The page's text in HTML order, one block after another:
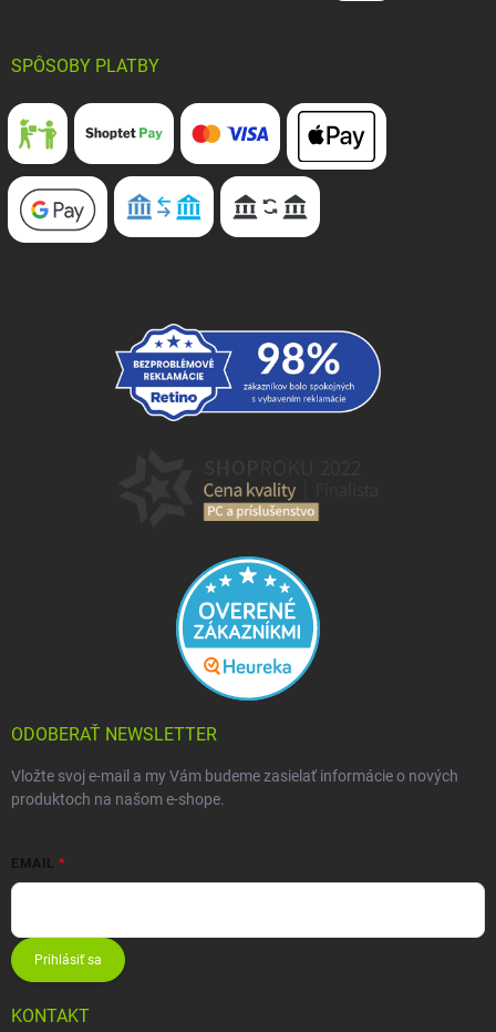
SPÔSOBY PLATBY
ODOBERAŤ NEWSLETTER
Vložte svoj e-mail a my Vám budeme zasielať informácie o nových
produktoch na našom e-shope.
EMAIL
Prihlásiť sa
KONTAKT